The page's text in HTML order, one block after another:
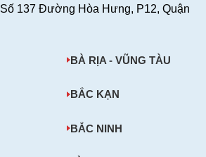
Số 137 Đường Hòa Hưng, P12, Quận
BÀ RỊA - VŨNG TÀU
BẮC KẠN
BẮC NINH